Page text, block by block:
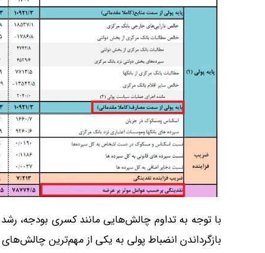
با توجه به تداوم چالش‌هایی مانند کسری بودجه،
بازگرداندن انضباط پولی به یکی از مهم‌ترین